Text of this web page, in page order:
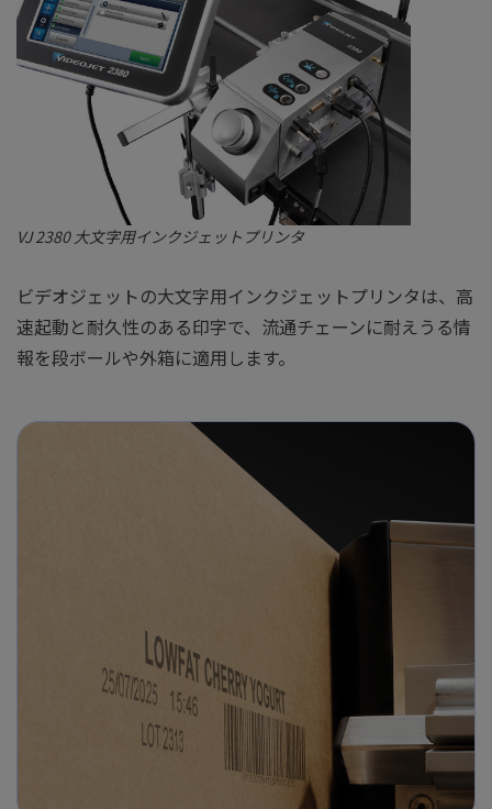
VJ 2380 大文字用インクジェットプリンタ
ビデオジェットの大文字用インクジェットプリンタは、高
速起動と耐久性のある印字で、流通チェーンに耐えうる情
報を段ボールや外箱に適用します。